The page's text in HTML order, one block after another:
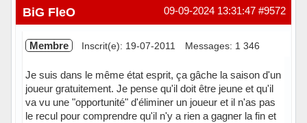
Hors ligne #9572
09-09-2024 13:31:47
BiG FleO
Membre Inscrit(e): 19-07-2011 Messages: 1 346
Je suis dans le même état esprit, ça gâche la saison d'un
joueur gratuitement. Je pense qu'il doit être jeune et qu'il
va vu une "opportunité" d'éliminer un joueur et il n'as pas
le recul pour comprendre qu'il n'y a rien a gagner la fin et